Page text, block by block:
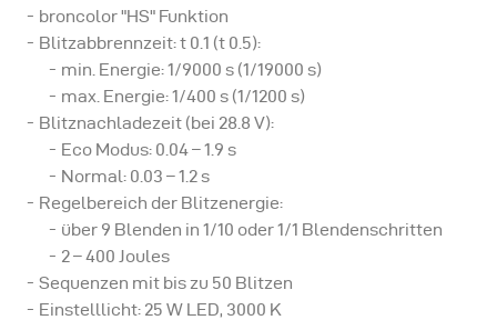
broncolor "HS" Funktion
Blitzabbrennzeit: t 0.1 (t 0.5):
min. Energie: 1/9000 s (1/19000 s)
max. Energie: 1/400 s (1/1200 s)
Blitznachladezeit (bei 28.8 V):
Eco Modus: 0.04 – 1.9 s
Normal: 0.03 – 1.2 s
Regelbereich der Blitzenergie:
über 9 Blenden in 1/10 oder 1/1 Blendenschritten
2 – 400 Joules
Sequenzen mit bis zu 50 Blitzen
Einstelllicht: 25 W LED, 3000 K